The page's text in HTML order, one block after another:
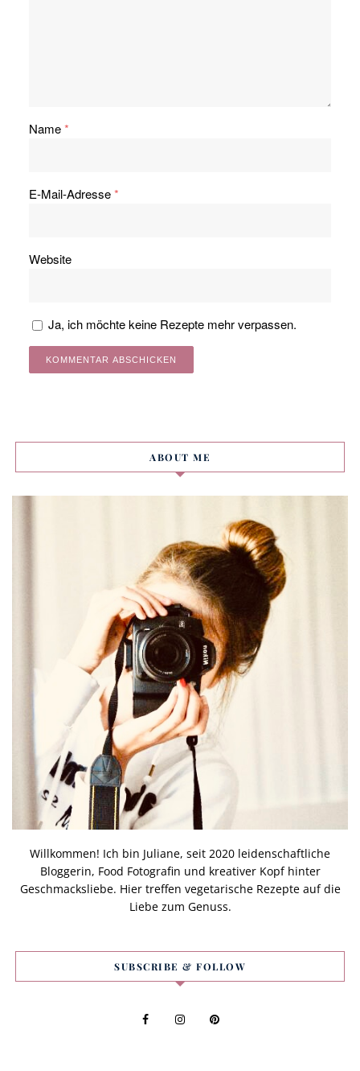
Name*
E-Mail-Adresse*
Website
Ja, ich möchte keine Rezepte mehr verpassen.
ABOUT ME
Willkommen! Ich bin Juliane, seit 2020 leidenschaftliche
Bloggerin, Food Fotografin und kreativer Kopf hinter
Geschmacksliebe. Hier treffen vegetarische Rezepte auf die
Liebe zum Genuss.
SUBSCRIBE & FOLLOW